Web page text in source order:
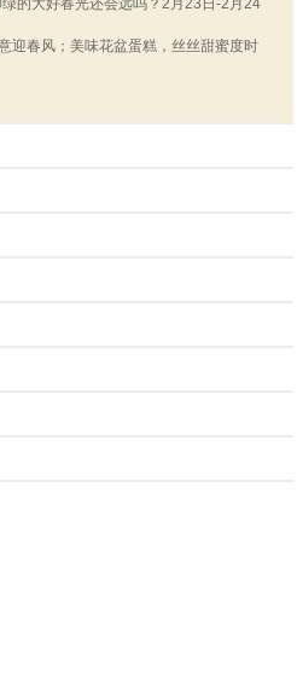
的大好春光还会远吗？2月23日-2月24
迎春风；美味花盆蛋糕，丝丝甜蜜度时